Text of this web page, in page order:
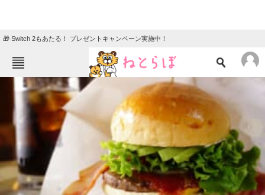
🎁 Switch 2もあたる！ プレゼントキャンペーン実施中！
ねとらぼメニュー
ニュース
クイズ
グルメ 地域
住まい 教育・育児
動物 リサーチ